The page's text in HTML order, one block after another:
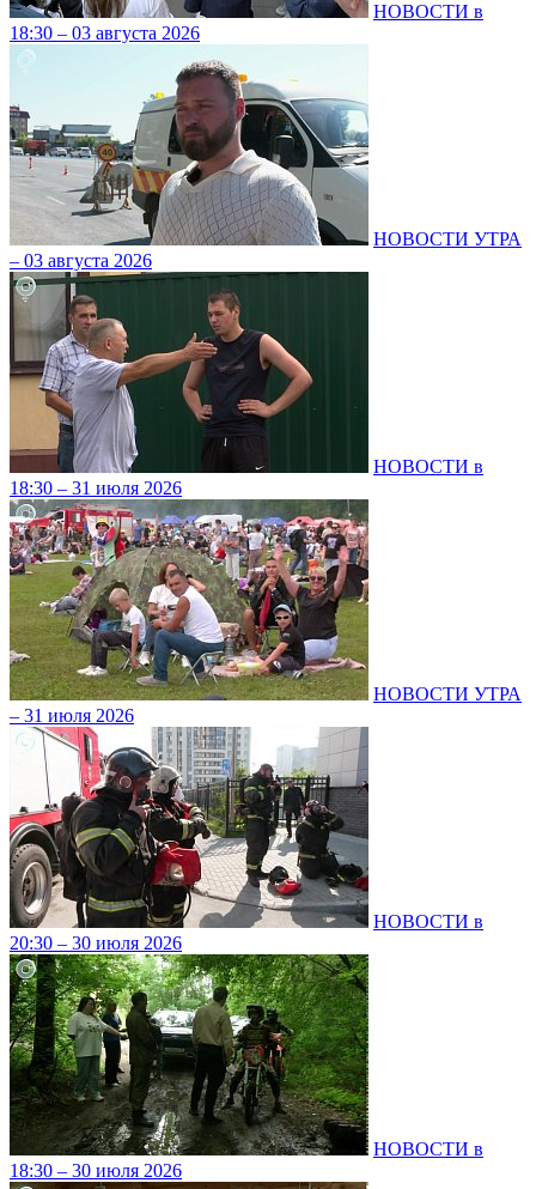
НОВОСТИ в
18:30 – 03 августа 2026
НОВОСТИ УТРА
– 03 августа 2026
НОВОСТИ в
18:30 – 31 июля 2026
НОВОСТИ УТРА
– 31 июля 2026
НОВОСТИ в
20:30 – 30 июля 2026
НОВОСТИ в
18:30 – 30 июля 2026